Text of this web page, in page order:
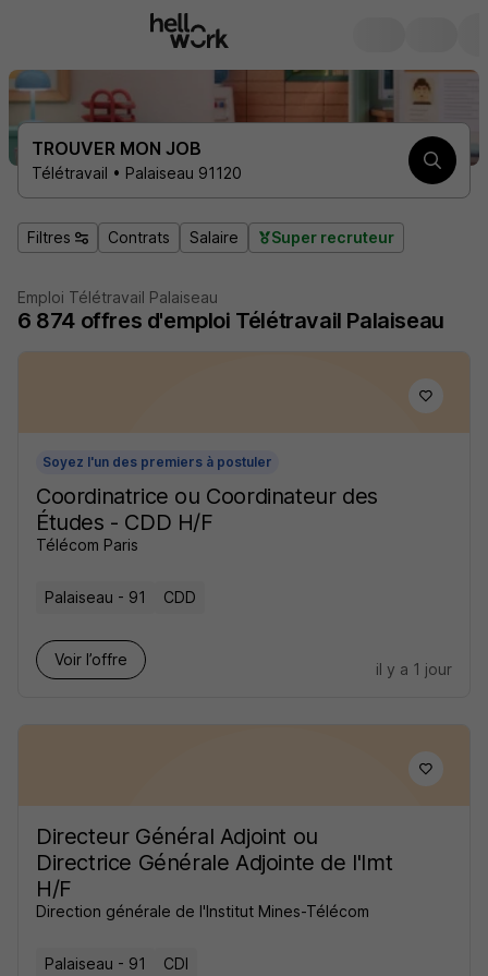
TROUVER MON JOB
Télétravail • Palaiseau 91120
Filtres Contrats Salaire Super recruteur
Emploi Télétravail Palaiseau
6 874 offres d'emploi Télétravail Palaiseau
Soyez l'un des premiers à postuler
Coordinatrice ou Coordinateur des
Études - CDD H/F
Télécom Paris
Palaiseau - 91 CDD
Voir l’offre
il y a 1 jour
Directeur Général Adjoint ou
Directrice Générale Adjointe de l'Imt
H/F
Direction générale de l'Institut Mines-Télécom
Palaiseau - 91 CDI